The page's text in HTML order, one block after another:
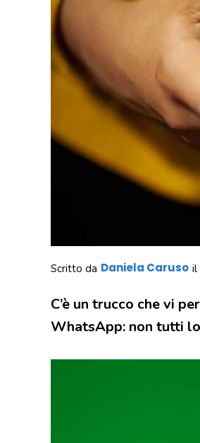
Scritto da Daniela Caruso il
C’è un trucco che vi
WhatsApp: non tutti